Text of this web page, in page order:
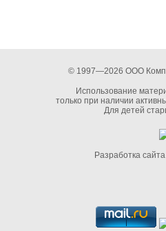
© 1997—2026 ООО
Использование
только при наличии
Для детей
Разработка